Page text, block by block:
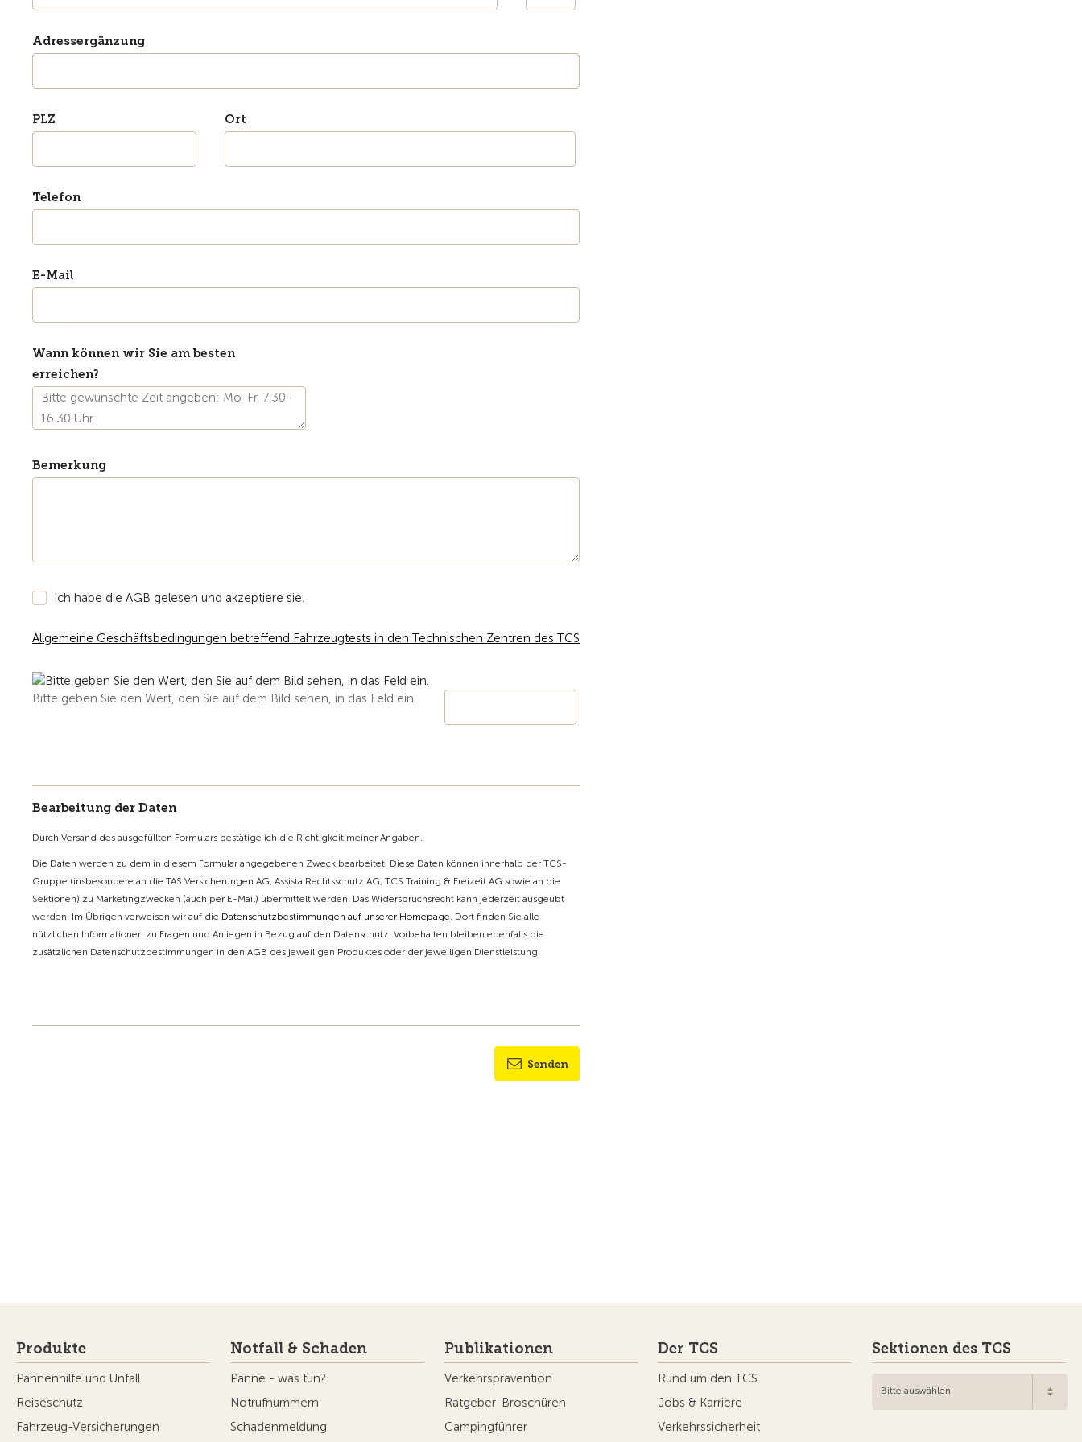
Adressergänzung
PLZ Ort
Telefon
E-Mail
Wann können wir Sie am besten
erreichen?
Bemerkung
Ich habe die AGB gelesen und akzeptiere sie.
Allgemeine Geschäftsbedingungen betreffend Fahrzeugtests in den Technischen Zentren des TCS
Bitte geben Sie den Wert, den Sie auf dem Bild sehen, in das Feld ein.
Bearbeitung der Daten
Durch Versand des ausgefüllten Formulars bestätige ich die Richtigkeit meiner Angaben.
Die Daten werden zu dem in diesem Formular angegebenen Zweck bearbeitet. Diese Daten können innerhalb der TCS-
Gruppe (insbesondere an die TAS Versicherungen AG, Assista Rechtsschutz AG, TCS Training & Freizeit AG sowie an die
Sektionen) zu Marketingzwecken (auch per E-Mail) übermittelt werden. Das Widerspruchsrecht kann jederzeit ausgeübt
werden. Im Übrigen verweisen wir auf die Datenschutzbestimmungen auf unserer Homepage. Dort finden Sie alle
nützlichen Informationen zu Fragen und Anliegen in Bezug auf den Datenschutz. Vorbehalten bleiben ebenfalls die
zusätzlichen Datenschutzbestimmungen in den AGB des jeweiligen Produktes oder der jeweiligen Dienstleistung.
Senden
Produkte
Pannenhilfe und Unfall
Reiseschutz
Fahrzeug-Versicherungen
Notfall & Schaden
Panne - was tun?
Notrufnummern
Schadenmeldung
Publikationen
Verkehrsprävention
Ratgeber-Broschüren
Campingführer
Der TCS
Rund um den TCS
Jobs & Karriere
Verkehrssicherheit
Sektionen des TCS
Bitte auswählen